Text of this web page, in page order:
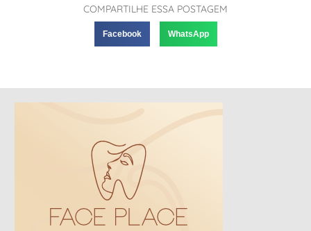
COMPARTILHE ESSA POSTAGEM
Facebook WhatsApp